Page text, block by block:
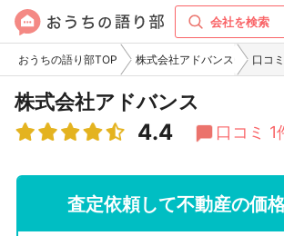
会社を検索
おうちの語り部TOP 株式会社アドバンス 口コ
株式会社アドバンス
4.4 口コミ 1
査定依頼して不動産の価